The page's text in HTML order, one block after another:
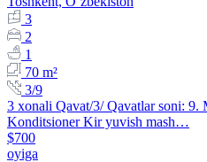
3
2
1
70 m²
3/9
3 xonali Qavat/3/ Qavatlar soni: 9.
Konditsioner Kir yuvish mash…
$700
oyiga